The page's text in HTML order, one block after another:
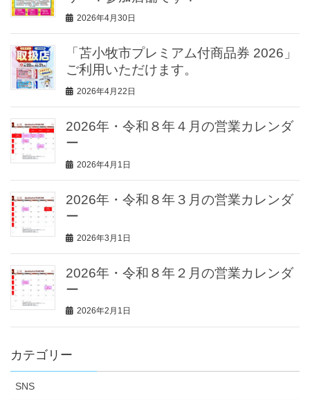
2026年4月30日
「苫小牧市プレミアム付商品券 2026」
ご利用いただけます。
2026年4月22日
2026年・令和８年４月の営業カレンダ
ー
2026年4月1日
2026年・令和８年３月の営業カレンダ
ー
2026年3月1日
2026年・令和８年２月の営業カレンダ
ー
2026年2月1日
カテゴリー
SNS